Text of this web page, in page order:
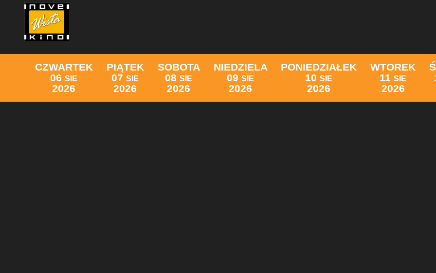
CZWARTEK
06 SIE
2026
PIĄTEK
07 SIE
2026
SOBOTA
08 SIE
2026
NIEDZIELA
09 SIE
2026
PONIEDZIAŁEK
10 SIE
2026
WTOREK
11 SIE
2026